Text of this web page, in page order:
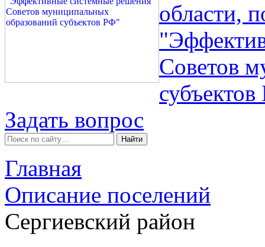
области,
Советов
Задать вопрос
Главная
Описание поселений
Сергиевский район